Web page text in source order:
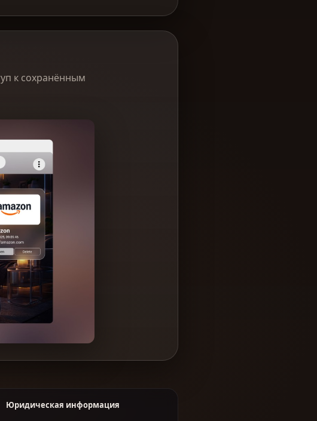
к сохранённым
Юридическая информация